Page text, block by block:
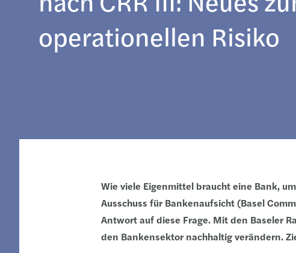
operationellen Risiko
Wie viele Eigenmittel braucht eine Bank,
Ausschuss für Bankenaufsicht (Basel
Antwort auf diese Frage. Mit den Baseler
den Bankensektor nachhaltig verändern.